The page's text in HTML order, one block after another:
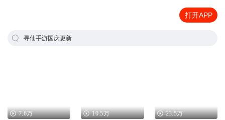
打开APP
寻仙手游国庆更新
7.6万 10.5万 23.5万